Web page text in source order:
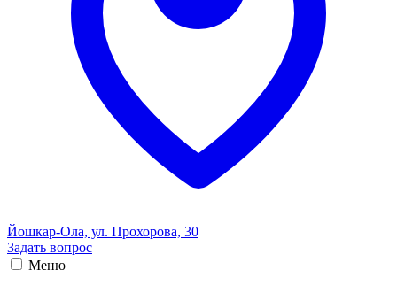
Йошкар-Ола, ул. Прохорова, 30
Задать вопрос
Меню